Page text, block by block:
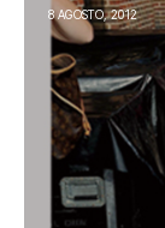
8 AGOSTO, 2012